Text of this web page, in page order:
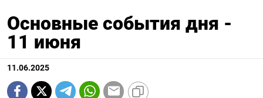
Основные события дня -
11 июня
11.06.2025